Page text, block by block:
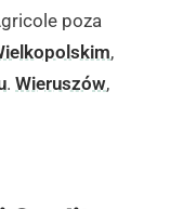
poza
,
. Wieruszów,